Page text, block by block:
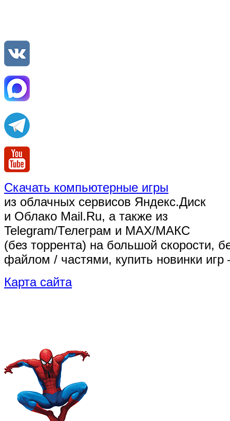
Скачать компьютерные игры
из облачных сервисов Яндекс.Диск
и Облако Mail.Ru, а также из
Telegram/Телеграм и MAX/МАКС
(без торрента) на большой скорости,
файлом / частями, купить новинки
Карта сайта